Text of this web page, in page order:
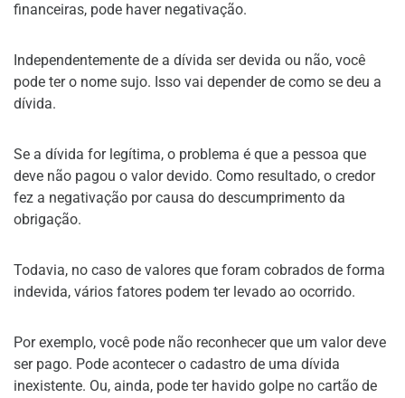
financeiras, pode haver negativação.
Independentemente de a dívida ser devida ou não, você
pode ter o nome sujo. Isso vai depender de como se deu a
dívida.
Se a dívida for legítima, o problema é que a pessoa que
deve não pagou o valor devido. Como resultado, o credor
fez a negativação por causa do descumprimento da
obrigação.
Todavia, no caso de valores que foram cobrados de forma
indevida, vários fatores podem ter levado ao ocorrido.
Por exemplo, você pode não reconhecer que um valor deve
ser pago. Pode acontecer o cadastro de uma dívida
inexistente. Ou, ainda, pode ter havido golpe no cartão de